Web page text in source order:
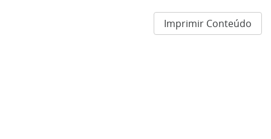
Imprimir Conteúdo